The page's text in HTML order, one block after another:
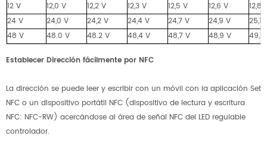
12 V
12,0 V 12,2 V 12,3 V 12,5 V 12,6 V
12,8
24 V
24,0 V 24,2 V 24,4 V 24,7 V 24,9 V
25,1
48 V
48.0 V 48.2 V 48,4 V 48,7 V 48,9 V 49,1
Establecer Dirección fácilmente por NFC
La dirección se puede leer y escribir con un móvil con la aplicación Set
NFC o un dispositivo portátil NFC (dispositivo de lectura y escritura
NFC: NFC-RW) acercándose al área de señal NFC del LED regulable
controlador.